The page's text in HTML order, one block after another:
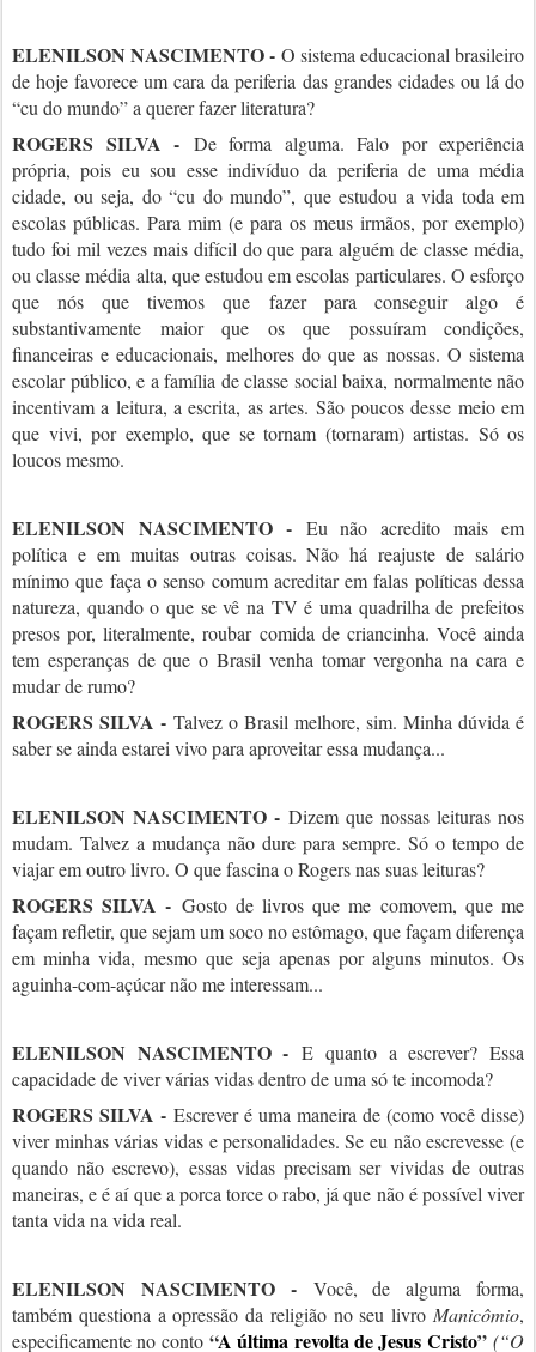
ELENILSON NASCIMENTO - O sistema educacional brasileiro
de hoje favorece um cara da periferia das grandes cidades ou lá do
“cu do mundo” a querer fazer literatura?
ROGERS SILVA - De forma alguma. Falo por experiência
própria, pois eu sou esse indivíduo da periferia de uma média
cidade, ou seja, do “cu do mundo”, que estudou a vida toda em
escolas públicas. Para mim (e para os meus irmãos, por exemplo)
tudo foi mil vezes mais difícil do que para alguém de classe média,
ou classe média alta, que estudou em escolas particulares. O esforço
que nós que tivemos que fazer para conseguir algo é
substantivamente maior que os que possuíram condições,
financeiras e educacionais, melhores do que as nossas. O sistema
escolar público, e a família de classe social baixa, normalmente não
incentivam a leitura, a escrita, as artes. São poucos desse meio em
que vivi, por exemplo, que se tornam (tornaram) artistas. Só os
loucos mesmo.
ELENILSON NASCIMENTO - Eu não acredito mais em
política e em muitas outras coisas. Não há reajuste de salário
mínimo que faça o senso comum acreditar em falas políticas dessa
natureza, quando o que se vê na TV é uma quadrilha de prefeitos
presos por, literalmente, roubar comida de criancinha. Você ainda
tem esperanças de que o Brasil venha tomar vergonha na cara e
mudar de rumo?
ROGERS SILVA - Talvez o Brasil melhore, sim. Minha dúvida é
saber se ainda estarei vivo para aproveitar essa mudança...
ELENILSON NASCIMENTO - Dizem que nossas leituras nos
mudam. Talvez a mudança não dure para sempre. Só o tempo de
viajar em outro livro. O que fascina o Rogers nas suas leituras?
ROGERS SILVA - Gosto de livros que me comovem, que me
façam refletir, que sejam um soco no estômago, que façam diferença
em minha vida, mesmo que seja apenas por alguns minutos. Os
aguinha-com-açúcar não me interessam...
ELENILSON NASCIMENTO -E quanto a escrever? Essa
capacidade de viver várias vidas dentro de uma só te incomoda?
ROGERS SILVA - Escrever é uma maneira de (como você disse)
viver minhas várias vidas e personalidades. Se eu não escrevesse (e
quando não escrevo), essas vidas precisam ser vividas de outras
maneiras, e é aí que a porca torce o rabo, já que não é possível viver
tanta vida na vida real.
ELENILSON NASCIMENTO - Você, de alguma forma,
também questiona a opressão da religião no seu livro Manicômio,
especificamente no conto “A última revolta de Jesus Cristo”(“O